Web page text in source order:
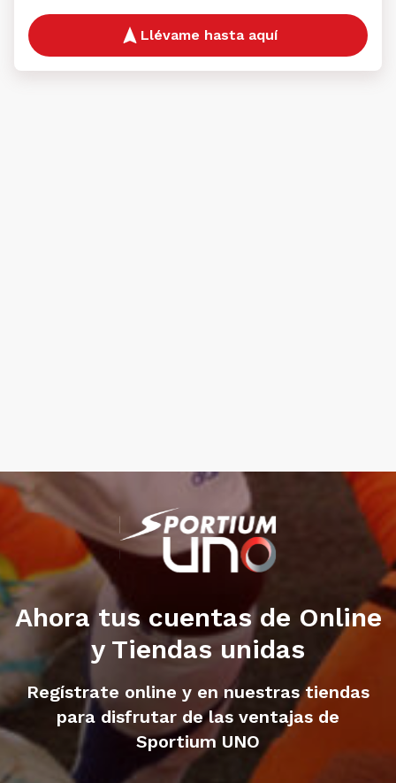
Llévame hasta aquí
Ahora tus cuentas de Online
y Tiendas unidas
Regístrate online y en nuestras tiendas
para disfrutar de las ventajas de
Sportium UNO